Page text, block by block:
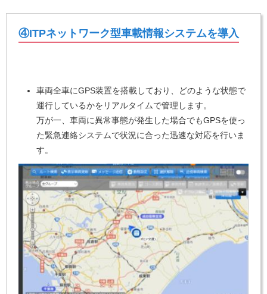
④ITPネットワーク型車載情報システムを導入
車両全車にGPS装置を搭載しており、どのような状態で
運行しているかをリアルタイムで管理します。
万が一、車両に異常事態が発生した場合でもGPSを使っ
た緊急連絡システムで状況に合った迅速な対応を行いま
す。